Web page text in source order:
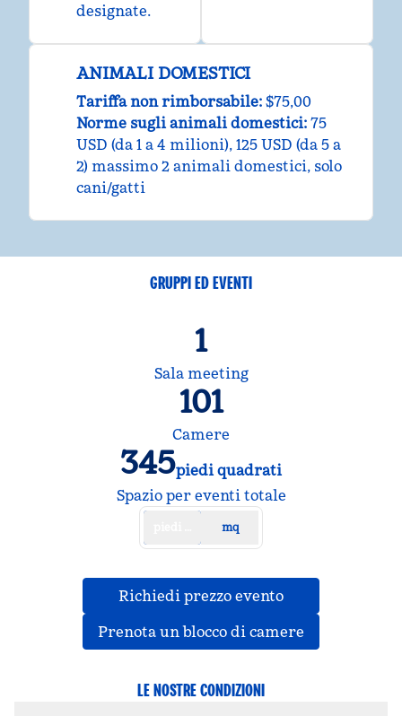
designate.
ANIMALI DOMESTICI
Tariffa non rimborsabile: $75,00
Norme sugli animali domestici: 75
USD (da 1 a 4 milioni), 125 USD (da 5 a
2) massimo 2 animali domestici, solo
cani/gatti
GRUPPI ED EVENTI
1
Sala meeting
101
Camere
345piedi quadrati
Piedi quadrati
Spazio per eventi totale
piedi quadratimq
Richiedi prezzo evento,
Prenota un blocco di camere
LE NOSTRE CONDIZIONI